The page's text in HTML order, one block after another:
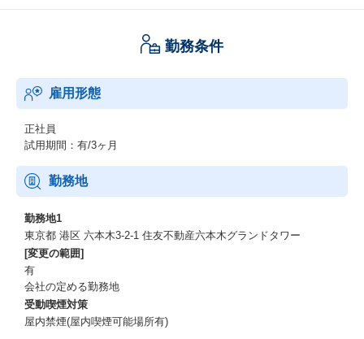
勤務条件
雇用形態
正社員
試用期間：有/3ヶ月
勤務地
勤務地1
東京都 港区 六本木3-2-1 住友不動産六本木グランドタワー
[変更の範囲]
有
会社の定める勤務地
受動喫煙対策
屋内禁煙(屋内喫煙可能場所有)